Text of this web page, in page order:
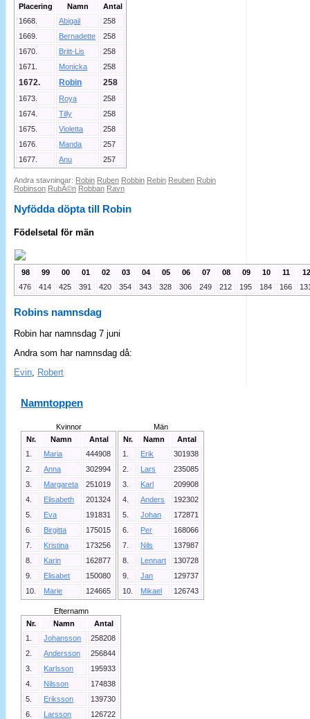
Placering Namn
Antal
1668.
Abigail
258
1669.
Bernadette
258
1670.
Britt-Lis
258
1671.
Monicka 258
1672. Robin 258
1673. Roya
258
1674.
Tilly
258
1675.
Violetta
258
1676.
Manda
257
1677.
Anu 257
Andra stavningar: Robin Ruben Robbin Rebin Reuben Rubin
Robinson RubÃ©n Robban Ravn
Nyfödda döpta till Robin
Födelsetal för män
98 99 00 01 02 03 04 05 06 07 08 09 10 11
12
476
414 425 391 420 354 343 328 306 249 212 195 184 166
Robins namnsdag
Robin har namnsdag 7 juni
Andra som har namnsdag då:
Evin
Robert
Namntoppen
Kvinnor
Nr.
Namn
Antal
1.
Maria
444908
2.
Anna
302994
3.
Margareta
251019
4.
Elisabeth
201324
5.
Eva
191831
6.
Birgitta
175015
7.
Kristina
173256
8.
Karin
162877
9.
Elisabet
150080
10.
Marie 124665
Män
Nr.
Namn
Antal
1.
Erik
301938
2.
Lars
235085
3.
Karl
209908
4.
Anders
192302
5.
Johan
172871
6.
Per
168066
7.
Nils
137987
8.
Lennart
130728
9.
Jan
129737
10.
Mikael 126743
Efternamn
Nr.
Namn
Antal
1.
Johansson
258208
2.
Andersson
256844
3.
Karlsson
195933
4.
Nilsson
174838
5.
Eriksson
139730
6.
Larsson
126722